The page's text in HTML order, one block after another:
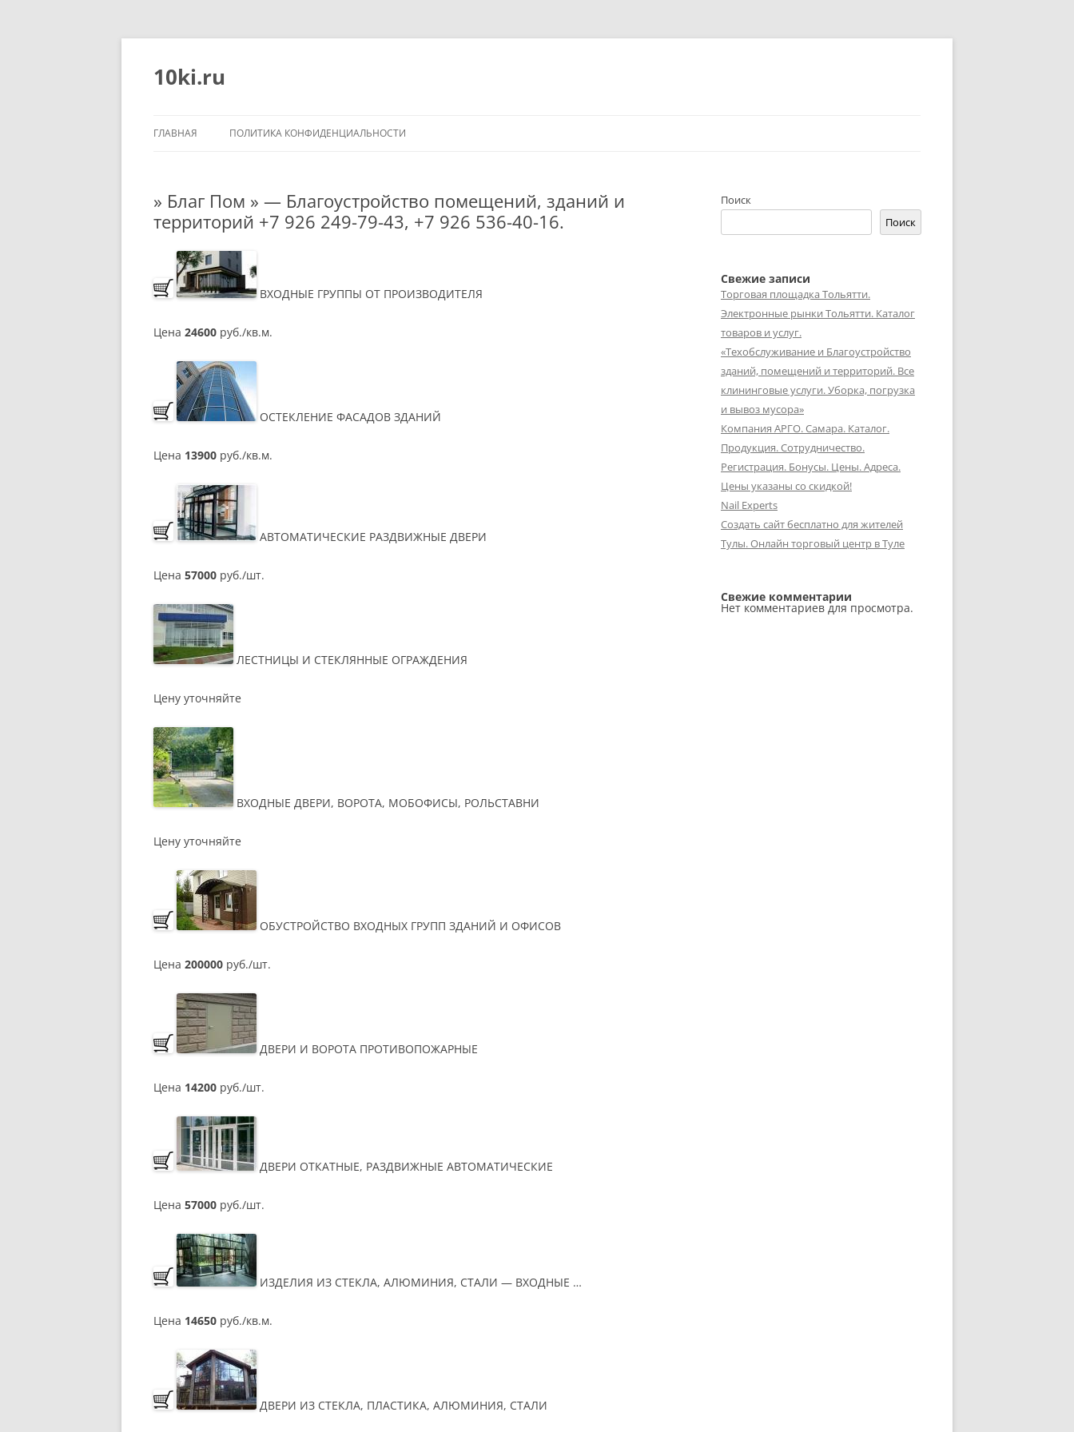
Перейти
содержимому
10ki.ru
ГЛАВНАЯ ПОЛИТИКА КОНФИДЕНЦИАЛЬНОСТИ
» Благ Пом » — Благоустройство помещений, зданий и
территорий +7 926 249-79-43, +7 926 536-40-16.
ВХОДНЫЕ ГРУППЫ ОТ ПРОИЗВОДИТЕЛЯ
Цена 24600 руб./кв.м.
ОСТЕКЛЕНИЕ ФАСАДОВ ЗДАНИЙ
Цена 13900 руб./кв.м.
АВТОМАТИЧЕСКИЕ РАЗДВИЖНЫЕ ДВЕРИ
Цена 57000 руб./шт.
ЛЕСТНИЦЫ И СТЕКЛЯННЫЕ ОГРАЖДЕНИЯ
Цену уточняйте
ВХОДНЫЕ ДВЕРИ, ВОРОТА, МОБОФИСЫ, РОЛЬСТАВНИ
Цену уточняйте
ОБУСТРОЙСТВО ВХОДНЫХ ГРУПП ЗДАНИЙ И ОФИСОВ
Цена 200000 руб./шт.
ДВЕРИ И ВОРОТА ПРОТИВОПОЖАРНЫЕ
Цена 14200 руб./шт.
ДВЕРИ ОТКАТНЫЕ, РАЗДВИЖНЫЕ АВТОМАТИЧЕСКИЕ
Цена 57000 руб./шт.
ИЗДЕЛИЯ ИЗ СТЕКЛА, АЛЮМИНИЯ, СТАЛИ — ВХОДНЫЕ …
Цена 14650 руб./кв.м.
ДВЕРИ ИЗ СТЕКЛА, ПЛАСТИКА, АЛЮМИНИЯ, СТАЛИ
Поиск
Поиск
Свежие записи
Торговая площадка Тольятти.
Электронные рынки Тольятти. Каталог
товаров и услуг.
«Техобслуживание и Благоустройство
зданий, помещений и территорий. Все
клининговые услуги. Уборка, погрузка
и вывоз мусора»
Компания АРГО. Самара. Каталог.
Продукция. Сотрудничество.
Регистрация. Бонусы. Цены. Адреса.
Цены указаны со скидкой!
Nail Experts
Создать сайт бесплатно для жителей
Тулы. Онлайн торговый центр в Туле
Свежие комментарии
Нет комментариев для просмотра.